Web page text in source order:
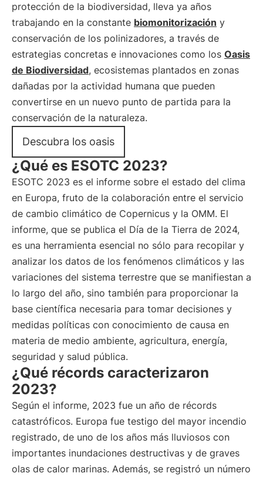
protección de la biodiversidad, lleva ya años
trabajando en la constante biomonitorización y
conservación de los polinizadores, a través de
estrategias concretas e innovaciones como los Oasis
de Biodiversidad, ecosistemas plantados en zonas
dañadas por la actividad humana que pueden
convertirse en un nuevo punto de partida para la
conservación de la naturaleza.
Descubra los oasis
¿Qué es ESOTC 2023?
ESOTC 2023 es el informe sobre el estado del clima
en Europa, fruto de la colaboración entre el servicio
de cambio climático de Copernicus y la OMM. El
informe, que se publica el Día de la Tierra de 2024,
es una herramienta esencial no sólo para recopilar y
analizar los datos de los fenómenos climáticos y las
variaciones del sistema terrestre que se manifiestan a
lo largo del año, sino también para proporcionar la
base científica necesaria para tomar decisiones y
medidas políticas con conocimiento de causa en
materia de medio ambiente, agricultura, energía,
seguridad y salud pública.
¿Qué récords caracterizaron
2023?
Según el informe, 2023 fue un año de récords
catastróficos. Europa fue testigo del mayor incendio
registrado, de uno de los años más lluviosos con
importantes inundaciones destructivas y de graves
olas de calor marinas. Además, se registró un número